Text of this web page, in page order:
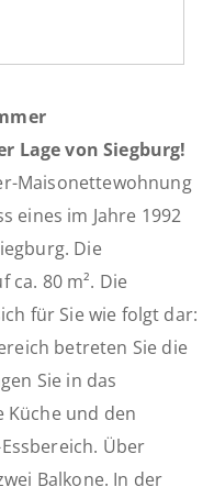
Lage von Siegburg!
Maisonettewohnung
eines im Jahre 1992
Die
ca. 80 m². Die
für Sie wie folgt dar:
betreten Sie die
Sie in das
Küche und den
Über
Balkone. In der